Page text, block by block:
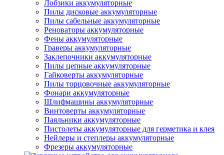
Лобзики аккумуляторные
Пилы дисковые аккумуляторные
Пилы сабельные аккумуляторные
Реноваторы аккумуляторные
Фены аккумуляторные
Граверы аккумуляторные
Заклепочники аккумуляторные
Пилы цепные аккумуляторные
Гайковерты аккумуляторные
Пилы торцовочные аккумуляторные
Фонари аккумуляторные
Шлифмашины аккумуляторные
Винтоверты аккумуляторные
Паяльники аккумуляторные
Пистолеты аккумуляторные для герметика и клея
Нейлеры и степлеры аккумуляторные
Фрезеры аккумуляторные